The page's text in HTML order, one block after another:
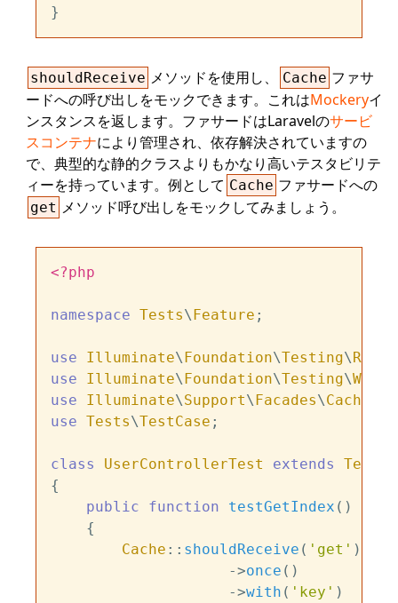
shouldReceive メソッドを使用し、 Cache ファサ
ードへの呼び出しをモックできます。これはMockeryイ
ンスタンスを返します。ファサードはLaravelのサービ
スコンテナにより管理され、依存解決されていますの
で、典型的な静的クラスよりもかなり高いテスタビリテ
ィーを持っています。例として Cache ファサードへの
get メソッド呼び出しをモックしてみましょう。
<?php
namespace Tests\Feature ;
use Illuminate\Foundation\Testing\
use
Illuminate\Foundation\Testing\
use
Illuminate\Support\Facades\Cache
use Tests\TestCase ;
class UserControllerTest extends
{
public
function testGetIndex ( )
{
Cache :: shouldReceive ( 'get' )
                    ->
once ()
                    ->
with ( 'key' )